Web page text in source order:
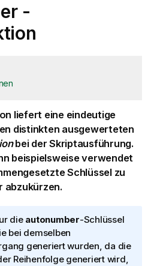
-
liefert eine eindeutige
distinkten ausgewerteten
bei der Skriptausführung.
beispielsweise verwendet
Schlüssel zu
abzukürzen.
die autonumber-Schlüssel
bei demselben
generiert wurden, da die
Reihenfolge generiert wird,